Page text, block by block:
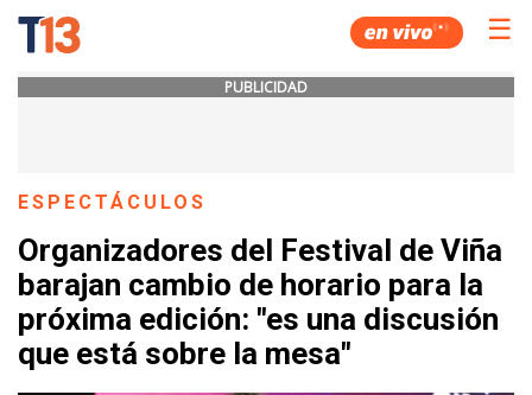
☰
PUBLICIDAD
ESPECTÁCULOS
Organizadores del Festival de Viña
barajan cambio de horario para la
próxima edición: "es una discusión
que está sobre la mesa"